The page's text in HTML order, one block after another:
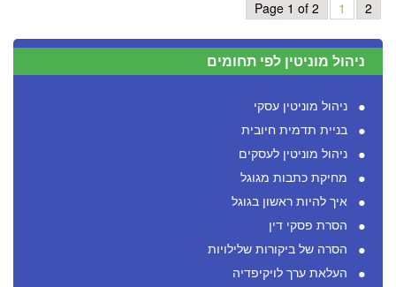
Page 1 of 2
ניהול מוניטין לפי תחומים
ניהול מוניטין עסקי
בניית תדמית חיובית
ניהול מוניטין לעסקים
מחיקת כתבות מגוגל
איך להיות ראשון בגוגל
הסרת פסקי דין
הסרה של ביקורות שלילויות
העלאת ערך לויקיפדיה